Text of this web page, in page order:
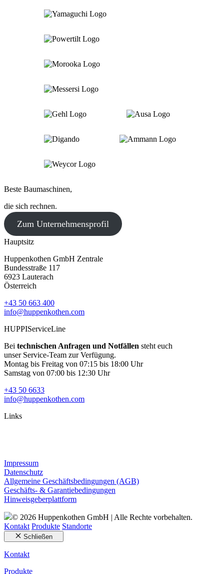
Beste Baumaschinen,
die sich rechnen.
Zum Unternehmensprofil
Hauptsitz
Huppenkothen GmbH Zentrale
Bundesstraße 117
6923 Lauterach
Österreich
+43 50 663 400
info@huppenkothen.com
HUPPIServiceLine
Bei technischen Anfragen und Notfällen steht euch
unser Service-Team zur Verfügung.
Montag bis Freitag von 07:15 bis 18:00 Uhr
Samstag von 07:00 bis 12:30 Uhr
+43 50 6633
info@huppenkothen.com
Links
Impressum
Datenschutz
Allgemeine Geschäftsbedingungen (AGB)
Geschäfts- & Garantiebedingungen
Hinweisgeberplattform
© 2026 Huppenkothen GmbH | Alle Rechte vorbehalten.
Kontakt Produkte Standorte
Schließen
Kontakt
Produkte